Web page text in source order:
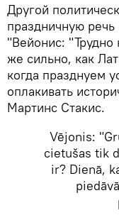
​Другой
праздничную
"Вейонис:
же сильно, как
когда празднуем
оплакивать
Мартинс Стакис.
Vējonis:
cietušas tik
ir? Dienā,